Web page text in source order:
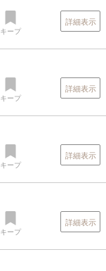
キープ
詳細表示
キープ
詳細表示
キープ
詳細表示
キープ
詳細表示